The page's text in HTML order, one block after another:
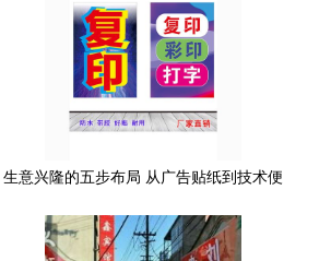
生意兴隆的五步布局 从广告贴纸到技术便